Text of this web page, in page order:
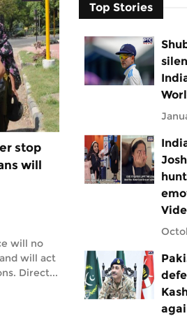
stop
will
will no
will act
Direct...
Top Stories